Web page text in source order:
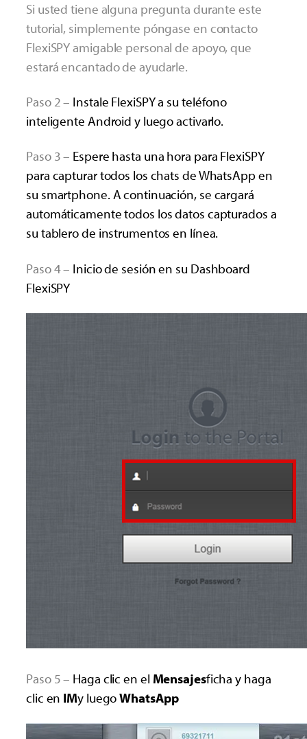
Si usted tiene alguna pregunta durante este
tutorial, simplemente póngase en contacto
FlexiSPY amigable personal de apoyo, que
estará encantado de ayudarle.
Paso 2 – Instale FlexiSPY a su teléfono
inteligente Android y luego activarlo.
Paso 3 – Espere hasta una hora para FlexiSPY
para capturar todos los chats de WhatsApp en
su smartphone. A continuación, se cargará
automáticamente todos los datos capturados a
su tablero de instrumentos en línea.
Paso 4 – Inicio de sesión en su Dashboard
FlexiSPY
Paso 5 – Haga clic en el Mensajesficha y haga
clic en IMy luegoWhatsApp